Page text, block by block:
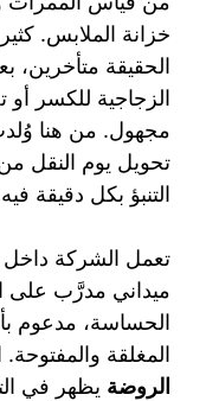
خزانة الملابس.
الحقيقة متأخرين،
الزجاجية للكسر
مجهول. من هنا
تحويل يوم النقل
التنبؤ بكل دقيقة
تعمل الشركة داخل
ميداني مدرَّب على
الحساسة، مدعوم
المغلقة
الروضة يظهر في